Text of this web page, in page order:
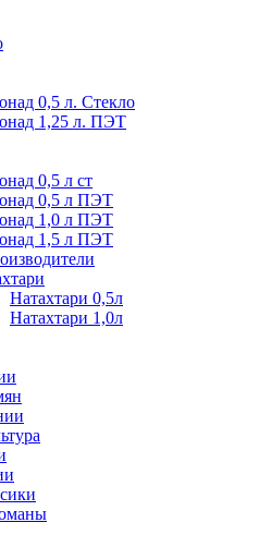
0,5 л. Стекло
1,25 л. ПЭТ
0,5 л ст
0,5 л ПЭТ
1,0 л ПЭТ
1,5 л ПЭТ
Натахтари 0,5л
Натахтари 1,0л